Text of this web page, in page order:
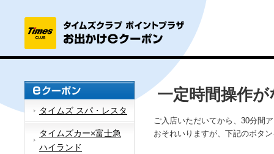
タイムズ スパ・レスタ
タイムズカー×富士急
ハイランド
一定時間操作
ご入店いただいてから、30分間
おそれいりますが、下記のボタ